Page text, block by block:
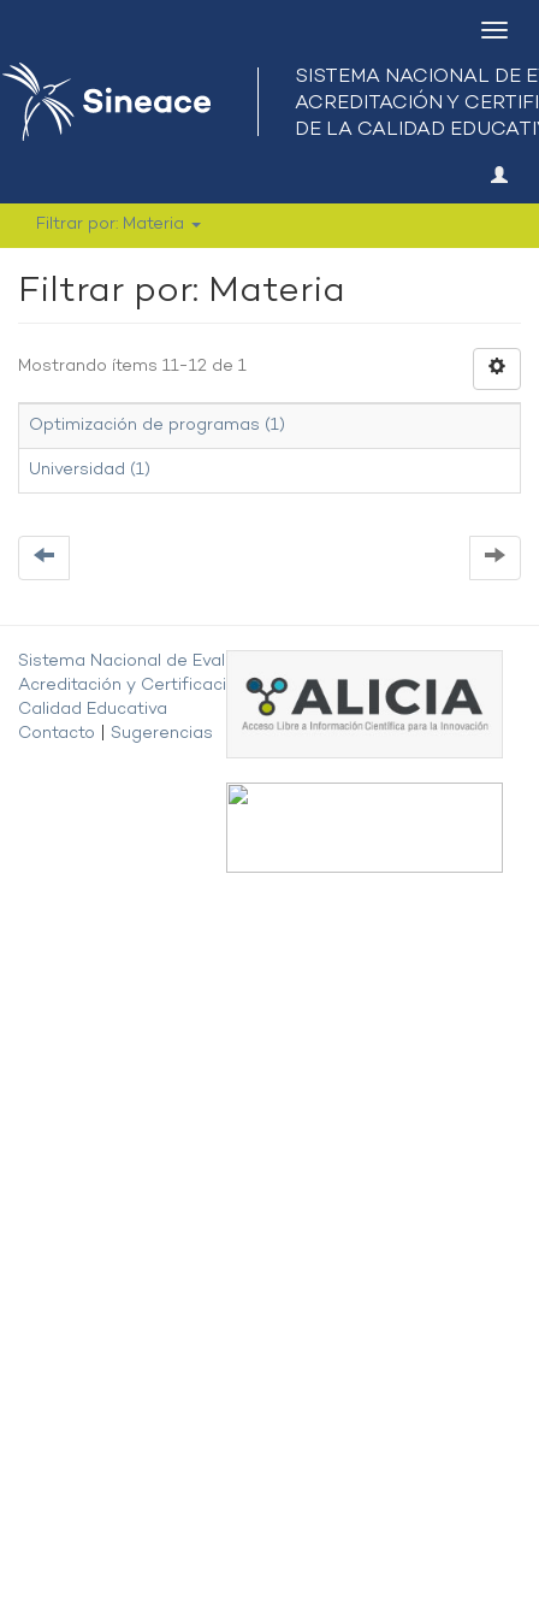
Filtrar por: Materia
Filtrar por: Materia
Mostrando ítems 11-12 de 1
Optimización de programas (1)
Universidad (1)
Sistema Nacional de Evaluación,
Acreditación y Certificación de la
Calidad Educativa
Contacto
Sugerencias